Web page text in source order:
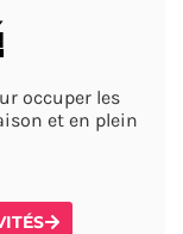
occuper les
et en plein